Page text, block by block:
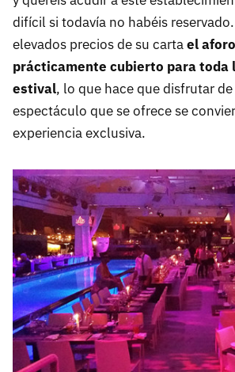
difícil si todavía no habéis
elevados precios de su cartael
prácticamente cubierto para toda
estival, lo que hace que disfrutar
espectáculo que se ofrece se
experiencia exclusiva.